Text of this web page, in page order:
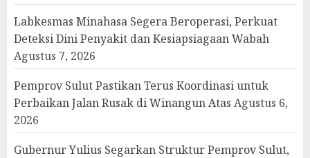
Labkesmas Minahasa Segera Beroperasi, Perkuat
Deteksi Dini Penyakit dan Kesiapsiagaan Wabah
Agustus 7, 2026
Pemprov Sulut Pastikan Terus Koordinasi untuk
Perbaikan Jalan Rusak di Winangun Atas Agustus 6,
2026
Gubernur Yulius Segarkan Struktur Pemprov Sulut,